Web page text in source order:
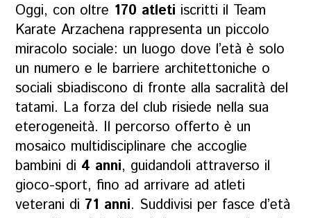
Oggi, con oltre 170 atleti iscritti il Team
Karate Arzachena rappresenta un piccolo
miracolo sociale: un luogo dove l’età è solo
un numero e le barriere architettoniche o
sociali sbiadiscono di fronte alla sacralità del
tatami. La forza del club risiede nella sua
eterogeneità. Il percorso offerto è un
mosaico multidisciplinare che accoglie
bambini di 4 anni, guidandoli attraverso il
gioco-sport, fino ad arrivare ad atleti
veterani di 71 anni. Suddivisi per fasce d’età